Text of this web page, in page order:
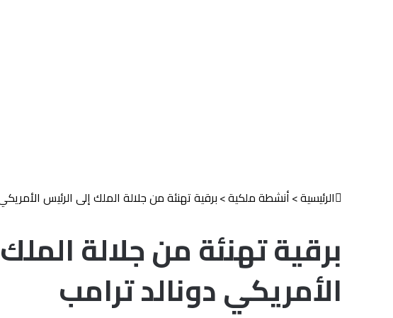
الرئيسية>أنشطة ملكية>برقية تهنئة من جلالة الملك إلى الرئيس
برقية تهنئة من جلالة
الأمريكي دونالد ترامب